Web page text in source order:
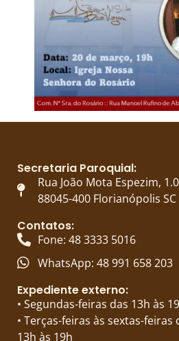
Secretaria Paroquial:
Rua João Mota Espezim,
88045-400 Florianópolis SC
Contatos:
Fone: 48 3333 5016
WhatsApp: 48 991 658 203
Expediente externo:
• Segundas-feiras das 13h às
• Terças-feiras às sextas-feiras
13h às 19h